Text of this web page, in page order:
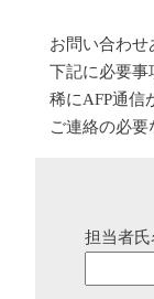
お問い合わせ
下記に必要事
稀にAFP通信
ご連絡の必
担当者氏